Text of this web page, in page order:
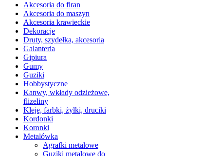
Akcesoria do firan
Akcesoria do maszyn
Akcesoria krawieckie
Dekoracje
Druty, szydełka, akcesoria
Galanteria
Gipiura
Gumy
Guziki
Hobbystyczne
Kanwy, wkłady odzieżowe,
flizeliny
Kleje, farbki, żyłki, druciki
Kordonki
Koronki
Metalówka
Agrafki metalowe
Guziki metalowe do